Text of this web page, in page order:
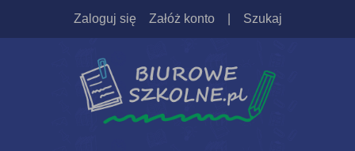
Zaloguj się Załóż konto Szukaj